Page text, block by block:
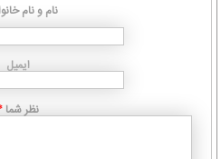
نام و نام
ایمیل
نظر شما